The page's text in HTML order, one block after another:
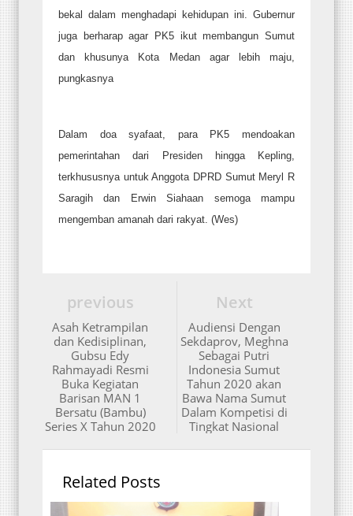
bekal dalam menghadapi kehidupan ini. Gubernur
juga berharap agar PK5 ikut membangun Sumut
dan khusunya Kota Medan agar lebih maju,
pungkasnya
Dalam doa syafaat, para PK5 mendoakan
pemerintahan dari Presiden hingga Kepling,
terkhususnya untuk Anggota DPRD Sumut Meryl R
Saragih dan Erwin Siahaan semoga mampu
mengemban amanah dari rakyat. (Wes)
Next
Audiensi Dengan
Sekdaprov, Meghna
Sebagai Putri
Indonesia Sumut
Tahun 2020 akan
Bawa Nama Sumut
Dalam Kompetisi di
Tingkat Nasional
previous
Asah Ketrampilan
dan Kedisiplinan,
Gubsu Edy
Rahmayadi Resmi
Buka Kegiatan
Barisan MAN 1
Bersatu (Bambu)
Series X Tahun 2020
Related Posts